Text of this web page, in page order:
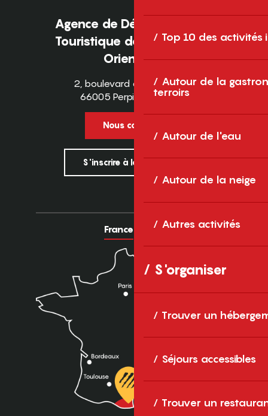
Top 10 des activités
Autour de la
terroirs
Autour de l'eau
Autour de la neige
Autres activités
S'organiser
Trouver un
Séjours accessibles
Trouver un
Agence de Développement
Touristique des Pyrénées-
Orientales
2, boulevard des Pyrénées
66005 Perpignan Cedex
Nous contacter
S'inscrire à la newsletter
France Europe